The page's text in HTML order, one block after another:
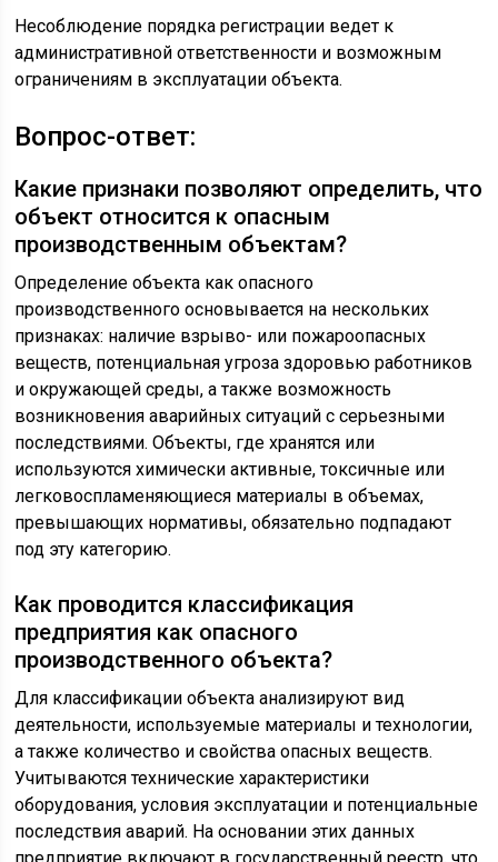
Несоблюдение порядка регистрации ведет к
административной ответственности и возможным
ограничениям в эксплуатации объекта.
Вопрос-ответ:
Какие признаки позволяют определить, что
объект относится к опасным
производственным объектам?
Определение объекта как опасного
производственного основывается на нескольких
признаках: наличие взрыво- или пожароопасных
веществ, потенциальная угроза здоровью работников
и окружающей среды, а также возможность
возникновения аварийных ситуаций с серьезными
последствиями. Объекты, где хранятся или
используются химически активные, токсичные или
легковоспламеняющиеся материалы в объемах,
превышающих нормативы, обязательно подпадают
под эту категорию.
Как проводится классификация
предприятия как опасного
производственного объекта?
Для классификации объекта анализируют вид
деятельности, используемые материалы и технологии,
а также количество и свойства опасных веществ.
Учитываются технические характеристики
оборудования, условия эксплуатации и потенциальные
последствия аварий. На основании этих данных